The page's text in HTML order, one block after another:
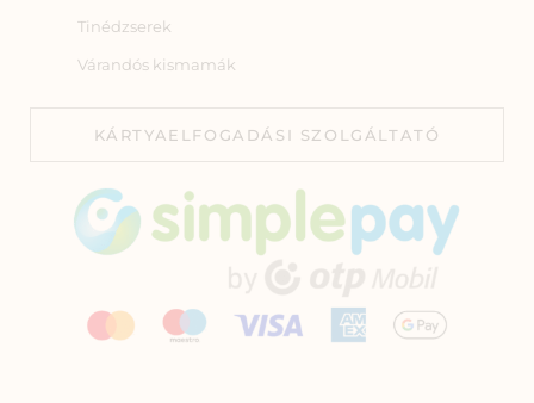
Tinédzserek
Várandós kismamák
KÁRTYAELFOGADÁSI SZOLGÁLTATÓ